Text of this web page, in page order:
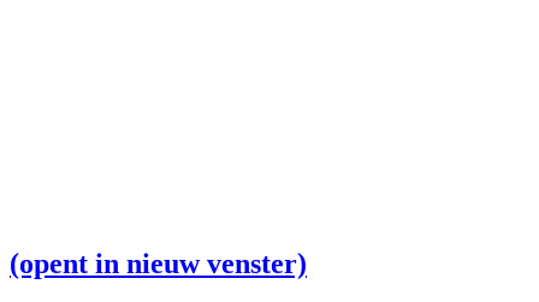
(opent in nieuw venster)